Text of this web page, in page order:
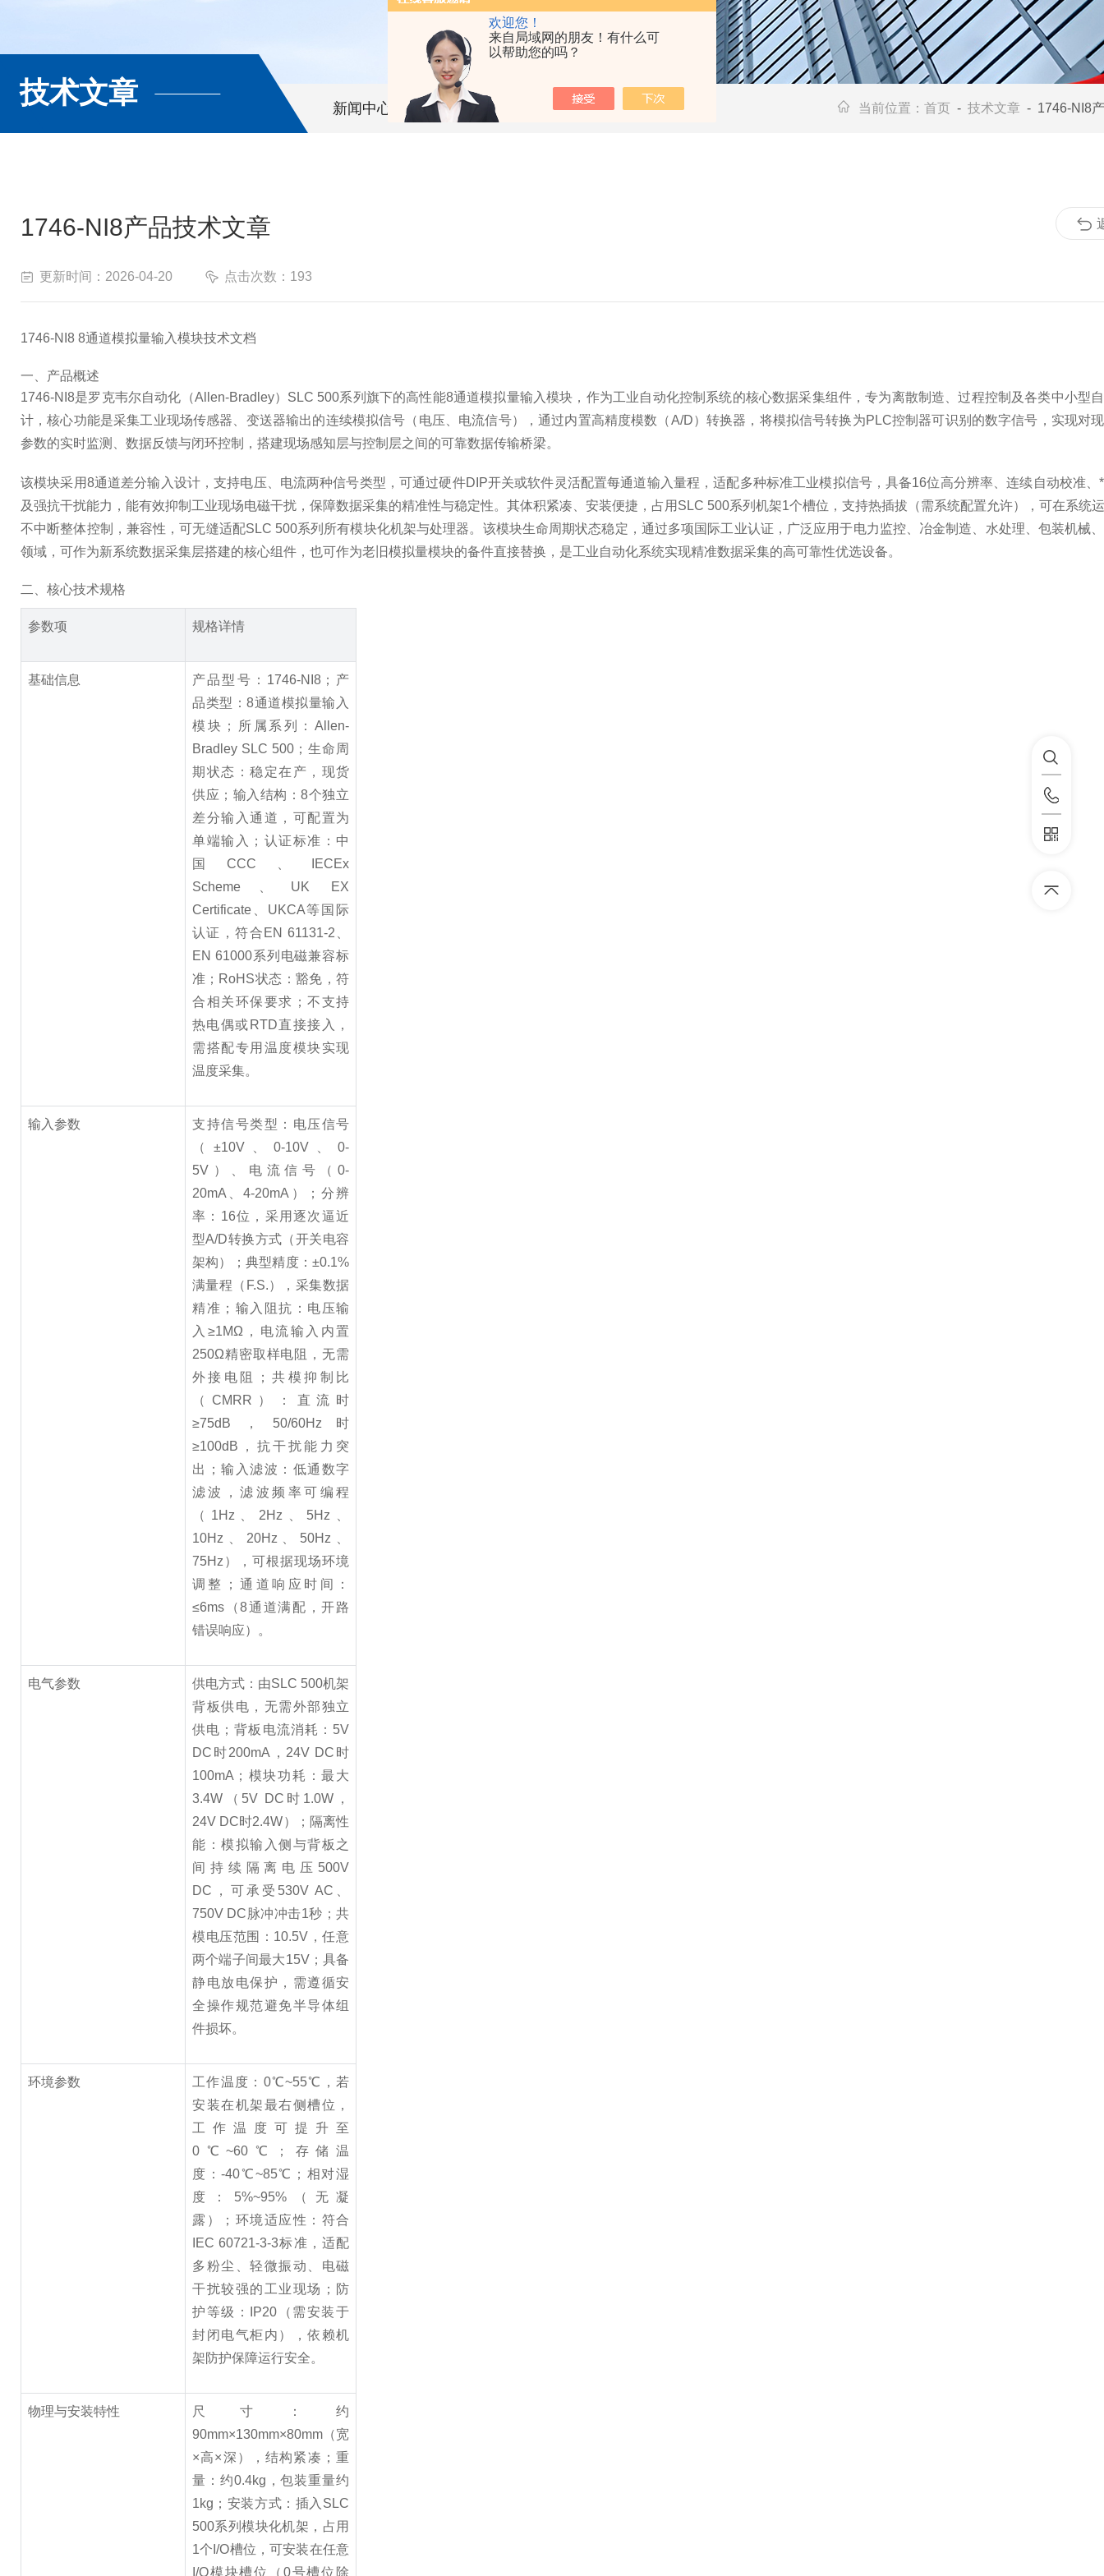
欢迎您！
来自局域网的朋友！有什么可
以帮助您的吗？
技术文章 新闻中心 技术文章 当前位置： 首页 - 技术文章 - 1746-NI8
1746-NI8产品技术文章
更新时间：2026-04-20 点击次数：193
1746-NI8 8通道模拟量输入模块技术文档
一、产品概述
1746-NI8是罗克韦尔自动化（Allen-Bradley）SLC 500系列旗下的高性能8通道模拟量输入模块，作为工业自动化控制系统的核心数据采集组件，专为离散制造、过程控制及各类中小型
计，核心功能是采集工业现场传感器、变送器输出的连续模拟信号（电压、电流信号），通过内置高精度模数（A/D）转换器，将模拟信号转换为PLC控制器可识别的数字信号，实现对
参数的实时监测、数据反馈与闭环控制，搭建现场感知层与控制层之间的可靠数据传输桥梁。
该模块采用8通道差分输入设计，支持电压、电流两种信号类型，可通过硬件DIP开关或软件灵活配置每通道输入量程，适配多种标准工业模拟信号，具备16位高分辨率、连续自动校准、
及强抗干扰能力，能有效抑制工业现场电磁干扰，保障数据采集的精准性与稳定性。其体积紧凑、安装便捷，占用SLC 500系列机架1个槽位，支持热插拔（需系统配置允许），可在系统
不中断整体控制，兼容性，可无缝适配SLC 500系列所有模块化机架与处理器。该模块生命周期状态稳定，通过多项国际工业认证，广泛应用于电力监控、冶金制造、水处理、包装机械
领域，可作为新系统数据采集层搭建的核心组件，也可作为老旧模拟量模块的备件直接替换，是工业自动化系统实现精准数据采集的高可靠性优选设备。
二、核心技术规格
参数项 规格详情
基础信息
产品型号：1746-NI8；产
品类型：8通道模拟量输入
模块；所属系列：Allen-
Bradley SLC 500；生命周
期状态：稳定在产，现货
供应；输入结构：8个独立
差分输入通道，可配置为
单端输入；认证标准：中
国CCC、IECEx
Scheme、UK EX
Certificate、UKCA等国际
认证，符合EN 61131-2、
EN 61000系列电磁兼容标
准；RoHS状态：豁免，符
合相关环保要求；不支持
热电偶或RTD直接接入，
需搭配专用温度模块实现
温度采集。
输入参数
支持信号类型：电压信号
（±10V、0-10V、0-
5V）、电流信号（0-
20mA、4-20mA）；分辨
率：16位，采用逐次逼近
型A/D转换方式（开关电容
架构）；典型精度：±0.1%
满量程（F.S.），采集数据
精准；输入阻抗：电压输
入≥1MΩ，电流输入内置
250Ω精密取样电阻，无需
外接电阻；共模抑制比
（CMRR）：直流时
≥75dB，50/60Hz时
≥100dB，抗干扰能力突
出；输入滤波：低通数字
滤波，滤波频率可编程
（1Hz、2Hz、5Hz、
10Hz、20Hz、50Hz、
75Hz），可根据现场环境
调整；通道响应时间：
≤6ms（8通道满配，开路
错误响应）。
电气参数
供电方式：由SLC 500机架
背板供电，无需外部独立
供电；背板电流消耗：5V
DC时200mA，24V DC时
100mA；模块功耗：最大
3.4W（5V DC时1.0W，
24V DC时2.4W）；隔离性
能：模拟输入侧与背板之
间持续隔离电压500V
DC，可承受530V AC、
750V DC脉冲冲击1秒；共
模电压范围：10.5V，任意
两个端子间最大15V；具备
静电放电保护，需遵循安
全操作规范避免半导体组
件损坏。
环境参数
工作温度：0℃~55℃，若
安装在机架最右侧槽位，
工作温度可提升至
0℃~60℃；存储温
度：-40℃~85℃；相对湿
度：5%~95%（无凝
露）；环境适应性：符合
IEC 60721-3-3标准，适配
多粉尘、轻微振动、电磁
干扰较强的工业现场；防
护等级：IP20（需安装于
封闭电气柜内），依赖机
架防护保障运行安全。
物理与安装特性
尺寸：约
90mm×130mm×80mm（宽
×高×深），结构紧凑；重
量：约0.4kg，包装重量约
1kg；安装方式：插入SLC
500系列模块化机架，占用
1个I/O槽位，可安装在任意
I/O模块槽位（0号槽位除